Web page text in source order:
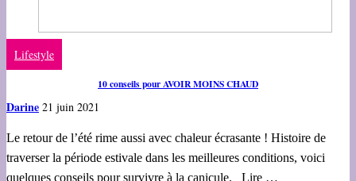
Lifestyle
10 conseils pour AVOIR MOINS CHAUD
Darine 21 juin 2021
Le retour de l’été rime aussi avec chaleur écrasante ! Histoire de
traverser la période estivale dans les meilleures conditions, voici
quelques conseils pour survivre à la canicule. Lire …